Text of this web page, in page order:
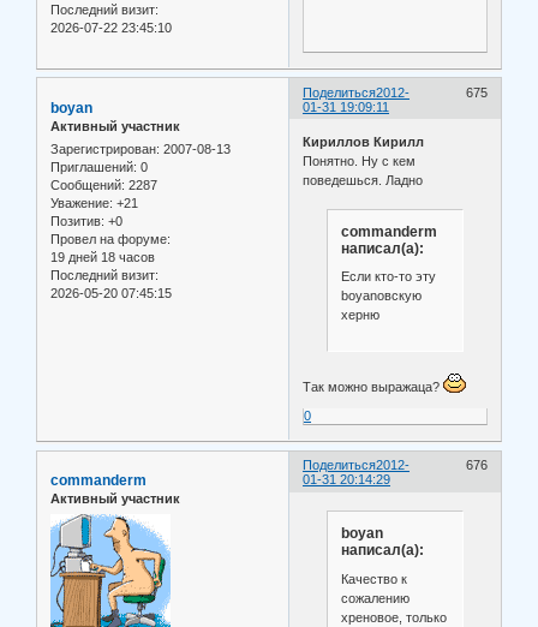
Последний визит:
2026-07-22 23:45:10
Поделиться 675
2012-
01-31 19:09:11
boyan
Активный участник
Зарегистрирован: 2007-08-13
Приглашений: 0
Сообщений: 2287
Уважение: +21
Позитив: +0
Провел на форуме:
19 дней 18 часов
Последний визит:
2026-05-20 07:45:15
Кириллов Кирилл
Понятно. Ну с кем
поведешься. Ладно
commanderm
написал(а):
Если кто-то эту
boyanовскую
херню
Так можно выражаца?
0
Поделиться 676
2012-
01-31 20:14:29
commanderm
Активный участник
boyan
написал(а):
Качество к
сожалению
хреновое, только